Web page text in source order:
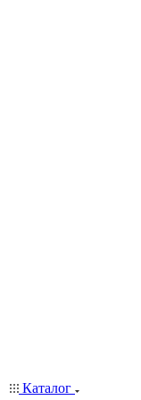
Каталог